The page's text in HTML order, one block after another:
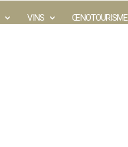
VINS ŒNOTOURISME